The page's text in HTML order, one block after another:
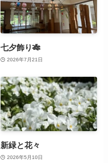
七夕飾り🎋
2026年7月21日
新緑と花々
2026年5月10日